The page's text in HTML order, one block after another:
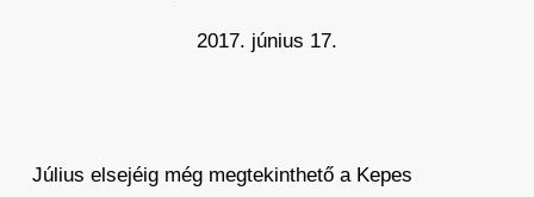
2017. június 17.
Július elsejéig még megtekinthető a Kepes